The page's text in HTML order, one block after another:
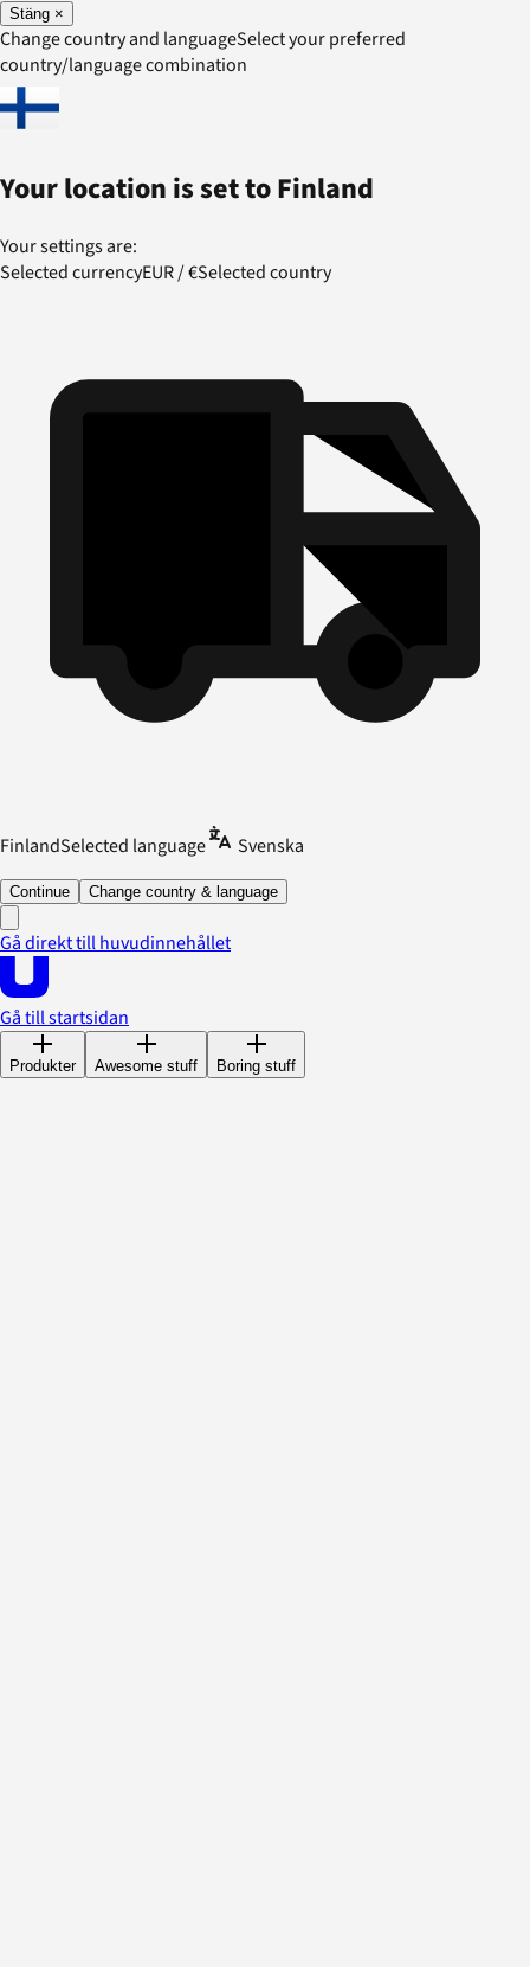
Stäng ×
Change country and languageSelect your preferred
country/language combination
Your location is set toFinland
Your settings are:
Selected currencyEUR/€Selected country
FinlandSelected language Svenska
Continue Change country & language
Gå direkt till huvudinnehållet
Gå till startsidan
Produkter Awesome stuff Boring stuff